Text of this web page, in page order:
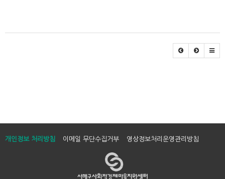
개인정보 처리방침 이메일 무단수집거부 영상정보처리운영관리방침